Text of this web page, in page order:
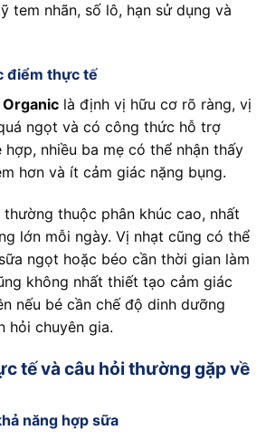
tem nhãn, số lô, hạn sử dụng và
điểm thực tế
Organic là định vị hữu cơ rõ ràng, vị
ngọt và có công thức hỗ trợ
nhiều ba mẹ có thể nhận thấy
hơn và ít cảm giác nặng bụng.
thuộc phân khúc cao, nhất
lớn mỗi ngày. Vị nhạt cũng có thể
ngọt hoặc béo cần thời gian làm
không nhất thiết tạo cảm giác
nếu bé cần chế độ dinh dưỡng
hỏi chuyên gia.
tế và câu hỏi thường gặp về
năng hợp sữa